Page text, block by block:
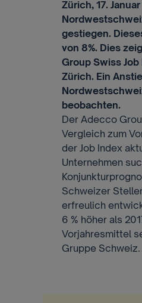
Zürich, 17.
gestiegen.
von 8%. Dies
Group Swiss
Zürich. Ein
beobachten.
Der Adecco
Vergleich zum
der Job Index
Unternehmen
Schweizer
erfreulich
6 % höher als
Vorjahresmittel
Gruppe Schweiz.